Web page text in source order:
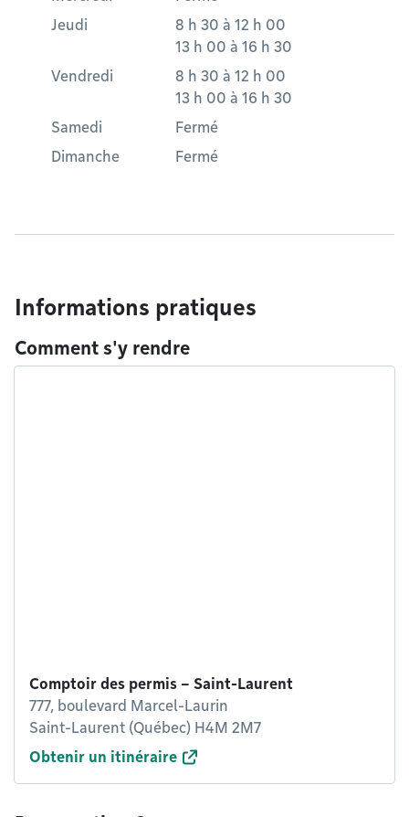
Jeudi
8 h 30 à 12 h 00
13 h 00 à 16 h 30
Vendredi
8 h 30 à 12 h 00
13 h 00 à 16 h 30
Samedi
Fermé
Dimanche
Fermé
Informations pratiques
Comment s'y rendre
Comptoir des permis – Saint-Laurent
777, boulevard Marcel-Laurin
Saint-Laurent (Québec) H4M 2M7
Obtenir un itinéraire